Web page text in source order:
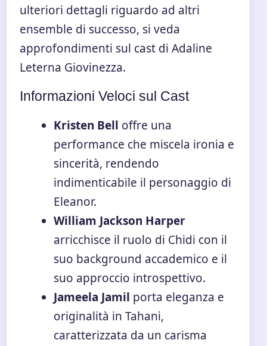
ulteriori dettagli riguardo ad altri
ensemble di successo, si veda
approfondimenti sul cast di Adaline
Leterna Giovinezza.
Informazioni Veloci sul Cast
Kristen Bell offre una
performance che miscela ironia e
sincerità, rendendo
indimenticabile il personaggio di
Eleanor.
William Jackson Harper
arricchisce il ruolo di Chidi con il
suo background accademico e il
suo approccio introspettivo.
Jameela Jamil porta eleganza e
originalità in Tahani,
caratterizzata da un carisma